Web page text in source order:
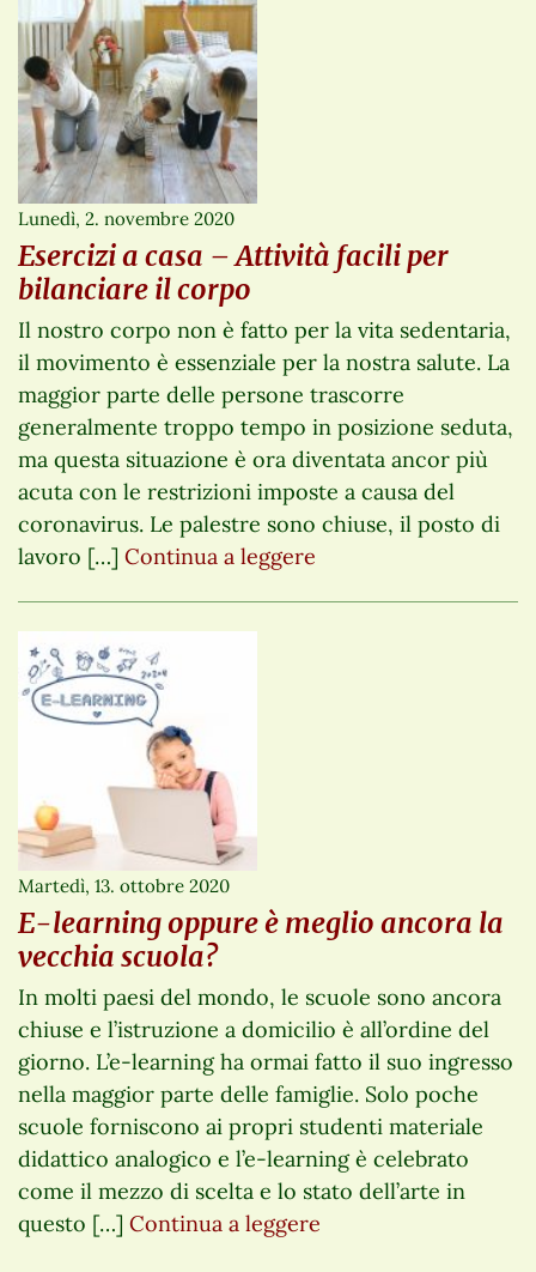
Lunedì, 2. novembre 2020
Esercizi a casa – Attività facili per
bilanciare il corpo
Il nostro corpo non è fatto per la vita sedentaria,
il movimento è essenziale per la nostra salute. La
maggior parte delle persone trascorre
generalmente troppo tempo in posizione seduta,
ma questa situazione è ora diventata ancor più
acuta con le restrizioni imposte a causa del
coronavirus. Le palestre sono chiuse, il posto di
lavoro […] Continua a leggere
Martedì, 13. ottobre 2020
E-learning oppure è meglio ancora la
vecchia scuola?
In molti paesi del mondo, le scuole sono ancora
chiuse e l’istruzione a domicilio è all’ordine del
giorno. L’e-learning ha ormai fatto il suo ingresso
nella maggior parte delle famiglie. Solo poche
scuole forniscono ai propri studenti materiale
didattico analogico e l’e-learning è celebrato
come il mezzo di scelta e lo stato dell’arte in
questo […] Continua a leggere